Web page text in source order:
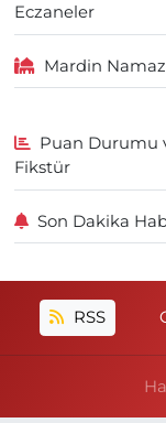
Eczaneler
Mardin
Puan Durumu
Fikstür
Son Dakika
RSS